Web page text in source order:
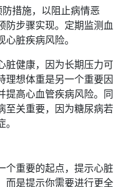
措施，以阻止病情恶
防步骤实现。定期监测血
脏疾病风险。
脏健康，因为长期压力可
理想体重是另一个重要因
提高心血管疾病风险。同
至关重要，因为糖尿病若
个重要的起点，提示心脏
而是提示你需要进行更全